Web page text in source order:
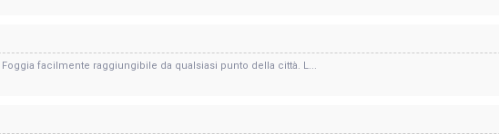
facilmente raggiungibile da qualsiasi punto della città. L...